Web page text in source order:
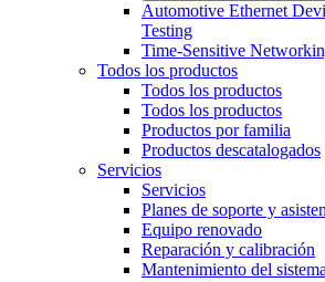
Automotive Ethernet
Testing
Time-Sensitive
Todos los productos
Todos los productos
Todos los productos
Productos por familia
Productos descatalogados
Servicios
Servicios
Planes de soporte y
Equipo renovado
Reparación y calibración
Mantenimiento del